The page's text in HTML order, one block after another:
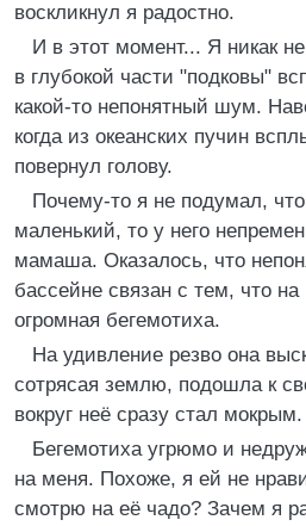
воскликнул я радостно.
И в этот момент... Я никак
в глубокой части "подковы"
какой-то непонятный шум.
когда из океанских пучин
повернул голову.
Почему-то я не подумал,
маленький, то у него
мамаша. Оказалось, что
бассейне связан с тем, что
огромная бегемотиха.
На удивление резво она
сотрясая землю, подошла к
вокруг неё сразу стал мокрым.
Бегемотиха угрюмо и
на меня. Похоже, я ей не
смотрю на её чадо? Зачем я